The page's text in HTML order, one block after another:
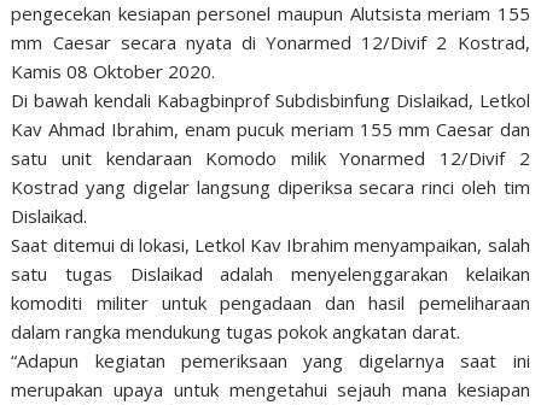
pengecekan kesiapan personel maupun Alutsista meriam 155
mm Caesar secara nyata di Yonarmed 12/Divif 2 Kostrad,
Kamis 08 Oktober 2020.
Di bawah kendali Kabagbinprof Subdisbinfung Dislaikad, Letkol
Kav Ahmad Ibrahim, enam pucuk meriam 155 mm Caesar dan
satu unit kendaraan Komodo milik Yonarmed 12/Divif 2
Kostrad yang digelar langsung diperiksa secara rinci oleh tim
Dislaikad.
Saat ditemui di lokasi, Letkol Kav Ibrahim menyampaikan, salah
satu tugas Dislaikad adalah menyelenggarakan kelaikan
komoditi militer untuk pengadaan dan hasil pemeliharaan
dalam rangka mendukung tugas pokok angkatan darat.
“Adapun kegiatan pemeriksaan yang digelarnya saat ini
merupakan upaya untuk mengetahui sejauh mana kesiapan